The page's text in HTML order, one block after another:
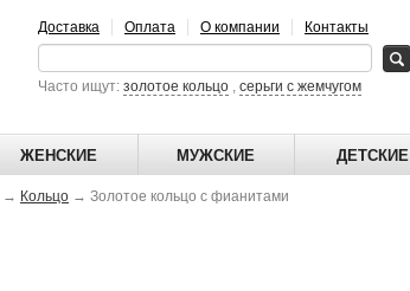
Доставка Оплата О компании Контакты
Часто ищут: золотое кольцо , серьги с жемчугом
ЖЕНСКИЕ МУЖСКИЕ ДЕТСКИЕ
→ Кольцо → Золотое кольцо с фианитами